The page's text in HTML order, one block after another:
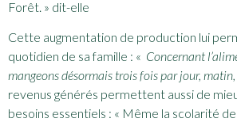
Forêt. » dit-elle
Cette augmentation de production lui
quotidien de sa famille : « Concernant
mangeons désormais trois fois par jour,
revenus générés permettent aussi de
besoins essentiels : « Même la scolarité